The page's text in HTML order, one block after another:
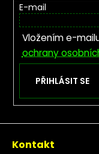
E-mail
Vložením e-
ochrany
PŘIHLÁSIT SE
Kontakt